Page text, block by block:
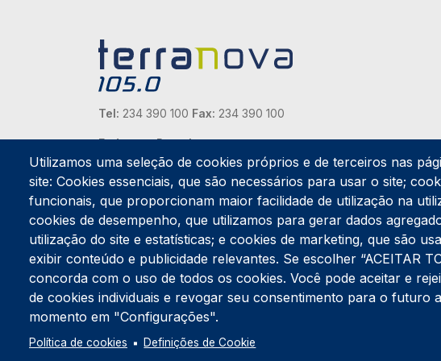
Tel: 234 390 100 Fax: 234 390 100
Endereço Postal
Apartado 42
Rua Gil Eanes 31
3834-908 Gafanha da Nazaré
Estúdios
Rua Prior Guerra
Edifício do Centro Cultural da Gafanha da Nazaré
3830-556 Gafanha da Nazaré
Utilizamos uma seleção de cookies próprios e de terceiros nas
site: Cookies essenciais, que são necessários para usar o site;
funcionais, que proporcionam maior facilidade de utilização na
cookies de desempenho, que utilizamos para gerar dados
utilização do site e estatísticas; e cookies de marketing, que são
exibir conteúdo e publicidade relevantes. Se escolher “ACEITAR
concorda com o uso de todos os cookies. Você pode aceitar e
de cookies individuais e revogar seu consentimento para o futuro
momento em "Configurações".
Política de cookies Definições de Cookie